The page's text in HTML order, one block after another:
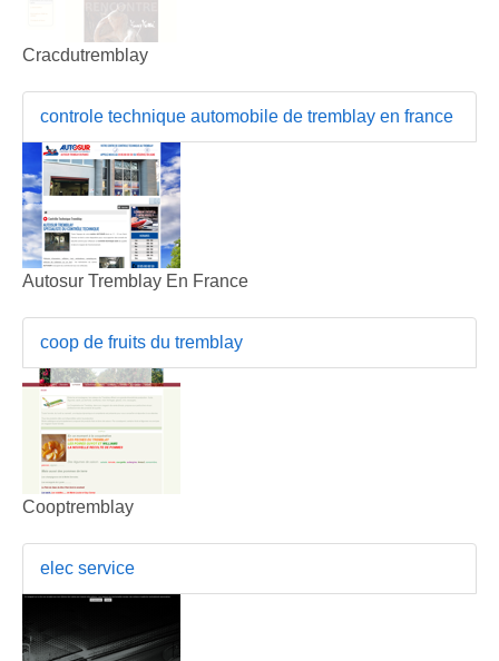
Cracdutremblay
controle technique automobile de tremblay en france
Autosur Tremblay En France
coop de fruits du tremblay
Cooptremblay
elec service